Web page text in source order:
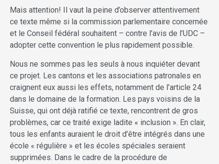
Mais attention! Il vaut la peine d’observer attentivement
ce texte même si la commission parlementaire concernée
et le Conseil fédéral souhaitent – contre l’avis de l’UDC –
adopter cette convention le plus rapidement possible.
Nous ne sommes pas les seuls à nous inquiéter devant
ce projet. Les cantons et les associations patronales en
craignent eux aussi les effets, notamment de l’article 24
dans le domaine de la formation. Les pays voisins de la
Suisse, qui ont déjà ratifié ce texte, rencontrent de gros
problèmes, car ce traité exige ladite « inclusion ». En clair,
tous les enfants auraient le droit d’être intégrés dans une
école « régulière » et les écoles spéciales seraient
supprimées. Dans le cadre de la procédure de